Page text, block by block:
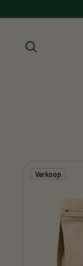
Verkoop